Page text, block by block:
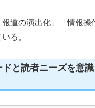
道の演出化」「情報操
る。
と読者ニーズを意